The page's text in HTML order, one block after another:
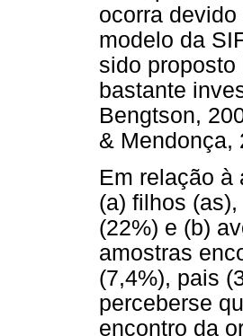
ocorra
modelo da
sido
bastante
Bengtson,
& Mendonça,
Em relação à
(a) filhos
(22%) e (b)
amostras
(7,4%), pais
perceberse
encontro da